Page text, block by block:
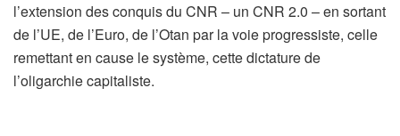
l’extension des conquis du CNR – un CNR 2.0 – en sortant
de l’UE, de l’Euro, de l’Otan par la voie progressiste, celle
remettant en cause le système, cette dictature de
l’oligarchie capitaliste.